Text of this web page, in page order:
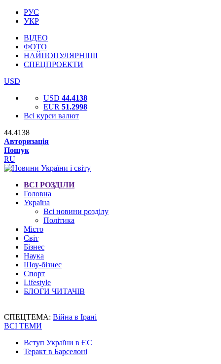
РУС
УКР
ВІДЕО
ФОТО
НАЙПОПУЛЯРНІШІ
СПЕЦПРОЕКТИ
USD
USD 44.4138
EUR 51.2998
Всі курси валют
44.4138
Авторизація
Пошук
RU
ВСІ РОЗДІЛИ
Головна
Україна
Всі новини розділу
Політика
Місто
Світ
Бізнес
Наука
Шоу-бізнес
Спорт
Lifestyle
БЛОГИ ЧИТАЧІВ
СПЕЦТЕМА: Війна в Ірані
ВСІ ТЕМИ
Вступ України в ЄС
Теракт в Барселоні